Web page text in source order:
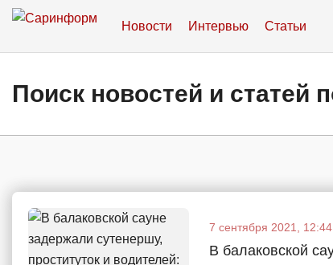
Новости Интервью Статьи
Поиск новостей и статей
7 сентября 2021, 12:44
В балаковской